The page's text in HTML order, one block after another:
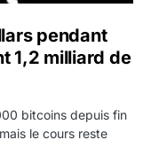
pendant
1,2 milliard de
bitcoins depuis fin
le cours reste